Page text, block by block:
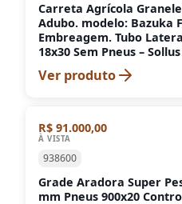
Carreta Agrícola
Adubo. modelo: Bazuka
Embreagem. Tubo
18x30 Sem Pneus –
Ver produto
R$ 91.000,00
À VISTA
938600
Grade Aradora Super
mm Pneus 900x20